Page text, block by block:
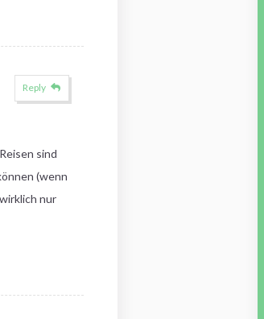
sind
(wenn
nur
Reply